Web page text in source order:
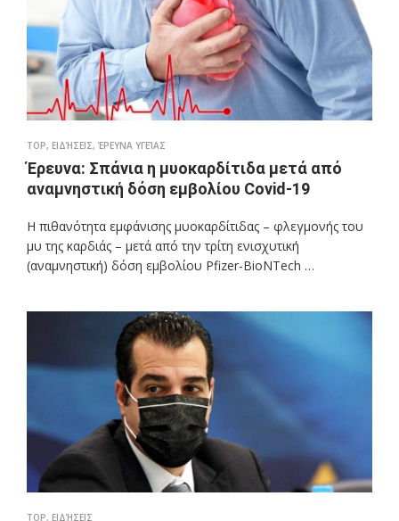
TOP, ΕΙΔΉΣΕΙΣ, ΈΡΕΥΝΑ ΥΓΕΊΑΣ
Έρευνα: Σπάνια η μυοκαρδίτιδα μετά από
αναμνηστική δόση εμβολίου Covid-19
Η πιθανότητα εμφάνισης μυοκαρδίτιδας – φλεγμονής του
μυ της καρδιάς – μετά από την τρίτη ενισχυτική
(αναμνηστική) δόση εμβολίου Pfizer-BioNTech …
TOP, ΕΙΔΉΣΕΙΣ